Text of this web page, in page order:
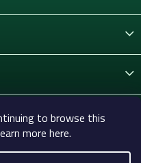
to browse this
more here.